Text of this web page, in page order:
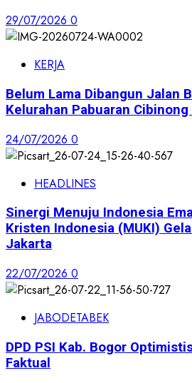
29/07/2026 0
KERJA
Belum Lama Dibangun Jalan
Kelurahan Pabuaran
24/07/2026 0
HEADLINES
Sinergi Menuju Indonesia
Kristen Indonesia (MUKI)
Jakarta
22/07/2026 0
JABODETABEK
DPD PSI Kab. Bogor
Faktual